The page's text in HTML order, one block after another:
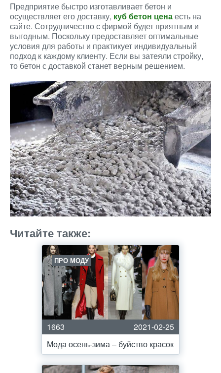
Предприятие быстро изготавливает бетон и
осуществляет его доставку, куб бетон ценаесть на
сайте. Сотрудничество с фирмой будет приятным и
выгодным. Поскольку предоставляет оптимальные
условия для работы и практикует индивидуальный
подход к каждому клиенту. Если вы затеяли стройку,
то бетон с доставкой станет верным решением.
Читайте также:
ПРО МОДУ
1663
2021-02-25
Мода осень-зима – буйство красок